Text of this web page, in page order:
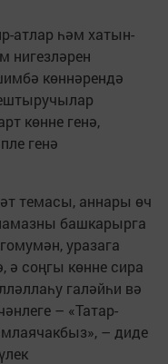
атлар һәм хатын-
нигезләрен
көннәрендә
көнне генә,
генә
темасы, аннары өч
башкарырга
уразага
ә соңгы көнне сира
галәйһи вә
– «Татар-
– диде